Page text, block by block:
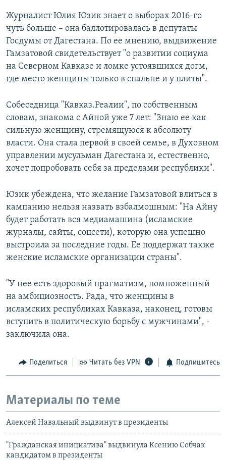
Журналист Юлия Юзик знает о выборах 2016-го
чуть больше – она баллотировалась в депутаты
Госдумы от Дагестана. По ее мнению, выдвижение
Гамзатовой свидетельствует "о развитии социума
на Северном Кавказе и ломке устоявшихся догм,
где место женщины только в спальне и у плиты".
Собеседница "Кавказ.Реалии", по собственным
словам, знакома с Айной уже 7 лет: "Знаю ее как
сильную женщину, стремящуюся к абсолюту
власти. Она стала первой в своей семье, в Духовном
управлении мусульман Дагестана и, естественно,
хочет попробовать себя за пределами республики".
Юзик убеждена, что желание Гамзатовой влиться в
кампанию нельзя назвать взбалмошным: "На Айну
будет работать вся медиамашина (исламские
журналы, сайты, соцсети), которую она успешно
выстроила за последние годы. Ее поддержат также
женские исламские организации страны".
"У нее есть здоровый прагматизм, помноженный
на амбициозность. Рада, что женщины в
исламских республиках Кавказа, наконец, готовы
вступить в политическую борьбу с мужчинами", -
заключила она.
Поделиться Читать без VPN Подпишитесь
Материалы по теме
Алексей Навальный выдвинут в президенты
"Гражданская инициатива" выдвинула Ксению Собчак
кандидатом в президенты